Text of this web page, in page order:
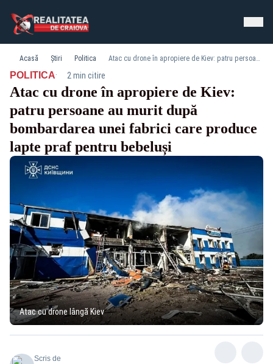
Acasă Știri Politica Atac cu drone în apropiere de Kiev: patru persoane au murit după bombardarea unei fabrici care produce lapte praf pentru bebeluși
POLITICA· 2 min citire
Atac cu drone în apropiere de Kiev:
patru persoane au murit după
bombardarea unei fabrici care produce
lapte praf pentru bebeluși
Atac cu drone lângă Kiev
Scris de